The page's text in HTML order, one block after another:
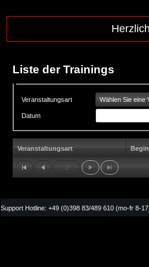
Liste der Trainings
Veranstaltungsart Wählen Sie eine
Datum
Veranstaltungsart
2
Support Hotline: +49 (0)398 83/489 610 (mo-fr 8-